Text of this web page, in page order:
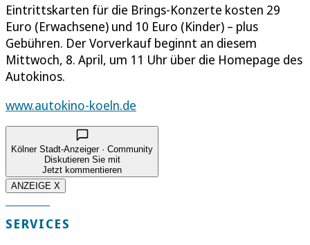
Eintrittskarten für die Brings-Konzerte kosten 29
Euro (Erwachsene) und 10 Euro (Kinder) – plus
Gebühren. Der Vorverkauf beginnt an diesem
Mittwoch, 8. April, um 11 Uhr über die Homepage des
Autokinos.
www.autokino-koeln.de
Kölner Stadt-Anzeiger · Community
Diskutieren Sie mit
Jetzt kommentieren
ANZEIGE X
SERVICES